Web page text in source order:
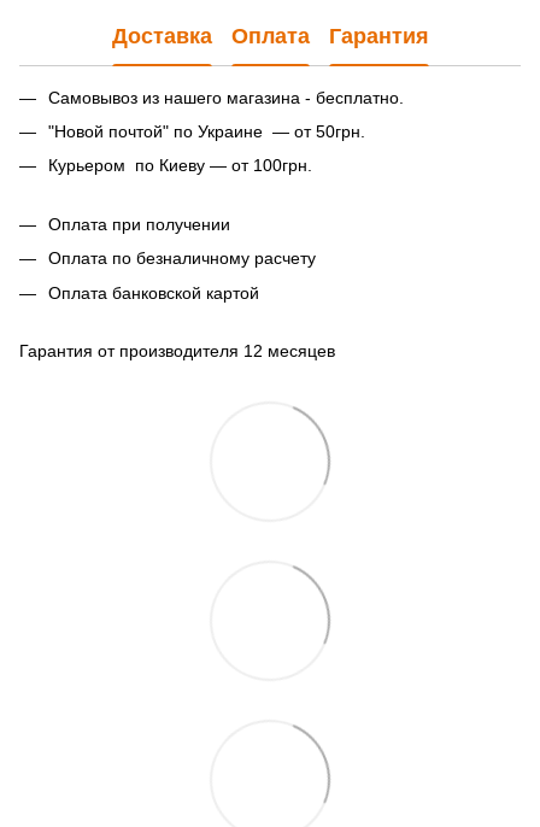
Доставка Оплата Гарантия
Самовывоз из нашего магазина - бесплатно.
"Новой почтой" по Украине — от 50грн.
Курьером по Киеву — от 100грн.
Оплата при получении
Оплата по безналичному расчету
Оплата банковской картой
Гарантия от производителя 12 месяцев